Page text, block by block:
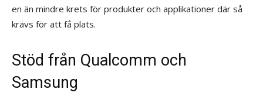
en än mindre krets för produkter och applikationer där så
krävs för att få plats.
Stöd från Qualcomm och
Samsung